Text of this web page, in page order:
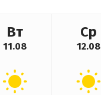
Вт
11.08
Ср
12.08